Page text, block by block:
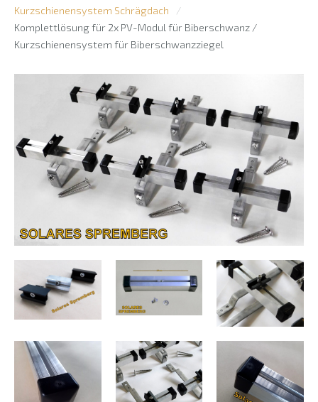
Kurzschienensystem Schrägdach
Komplettlösung für 2x PV-Modul für Biberschwanz /
Kurzschienensystem für Biberschwanzziegel